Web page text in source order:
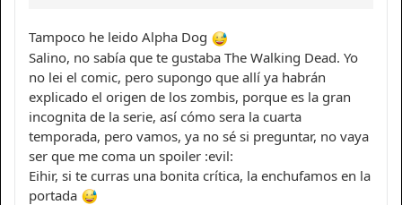
Tampoco he leido Alpha Dog
Salino, no sabía que te gustaba The Walking Dead. Yo
no lei el comic, pero supongo que allí ya habrán
explicado el origen de los zombis, porque es la gran
incognita de la serie, así cómo sera la cuarta
temporada, pero vamos, ya no sé si preguntar, no vaya
ser que me coma un spoiler :evil:
Eihir, si te curras una bonita crítica, la enchufamos en la
portada